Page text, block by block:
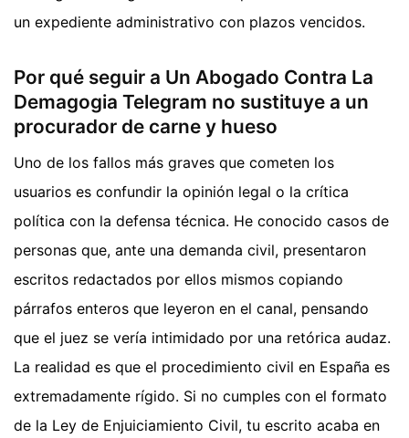
un expediente administrativo con plazos vencidos.
Por qué seguir a Un Abogado Contra La
Demagogia Telegram no sustituye a un
procurador de carne y hueso
Uno de los fallos más graves que cometen los
usuarios es confundir la opinión legal o la crítica
política con la defensa técnica. He conocido casos de
personas que, ante una demanda civil, presentaron
escritos redactados por ellos mismos copiando
párrafos enteros que leyeron en el canal, pensando
que el juez se vería intimidado por una retórica audaz.
La realidad es que el procedimiento civil en España es
extremadamente rígido. Si no cumples con el formato
de la Ley de Enjuiciamiento Civil, tu escrito acaba en